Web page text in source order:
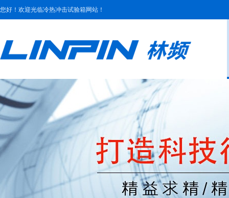
您好！欢迎光临冷热冲击试验箱网站！